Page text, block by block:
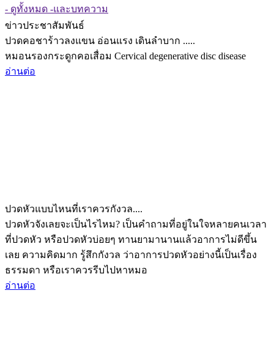
- ดูทั้งหมด -และบทความ
ข่าวประชาสัมพันธ์
ปวดคอชาร้าวลงแขน อ่อนแรง เดินลำบาก .....
หมอนรองกระดูกคอเสื่อม Cervical degenerative disc disease
อ่านต่อ
ปวดหัวแบบไหนที่เราควรกังวล....
ปวดหัวจังเลยจะเป็นไรไหม? เป็นคำถามที่อยู่ในใจหลายคนเวลา
ที่ปวดหัว หรือปวดหัวบ่อยๆ ทานยามานานแล้วอาการไม่ดีขึ้น
เลย ความคิดมาก รู้สึกกังวล ว่าอาการปวดหัวอย่างนี้เป็นเรื่อง
ธรรมดา หรือเราควรรีบไปหาหมอ
อ่านต่อ